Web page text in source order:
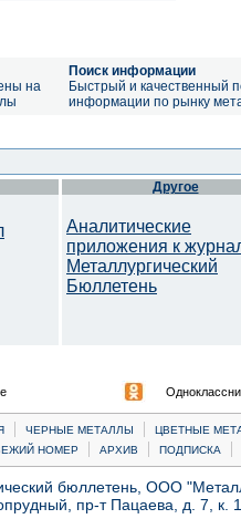
на
Поиск информации
Быстрый и качественный
информации по рынку
Другое
Аналитические
приложения к
Металлургический
Бюллетень
| ЧЕРНЫЕ МЕТАЛЛЫ |
ЦВЕТНЫЕ
НОМЕР | АРХИВ | ПОДПИСКА |
бюллетень, ООО
пр-т Пацаева, д. 7,